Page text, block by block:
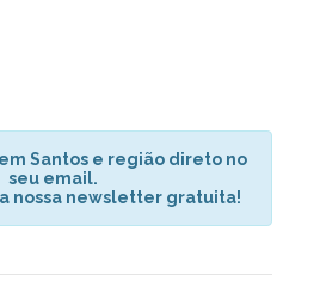
Santos e região direto no
seu email.
nossa newsletter gratuita!